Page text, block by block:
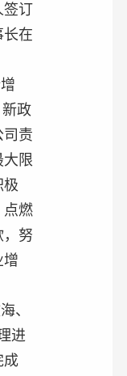
签订
长在
政
司责
大限
极
点燃
，努
增
、
进
成